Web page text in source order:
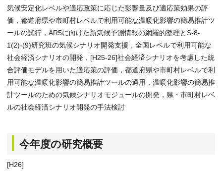
気候安定化レベルや適応政策に応じた影響量及び適応策効果の評
価，都道府県や市町村レベルで利用可能な温暖化影響の簡易推計ツ
ールの試行，AR5に向けた新気候予測情報の網羅的整理とS-8-
1(2)-(9)研究班の気候シナリオ開発支援，全国レベルで利用可能な
社会経済シナリオの開発，[H25-26]社会経済シナリオを考慮した統
合評価モデルを用いた適応策の評価，都道府県や市町村レベルで利
用可能な温暖化影響の簡易推計ツールの適用，温暖化影響の簡易推
計ツールのための気候シナリオモジュールの開発，県・市町村レベ
ルの社会経済シナリオ開発の手法検討
今年度の研究概要
[H26]